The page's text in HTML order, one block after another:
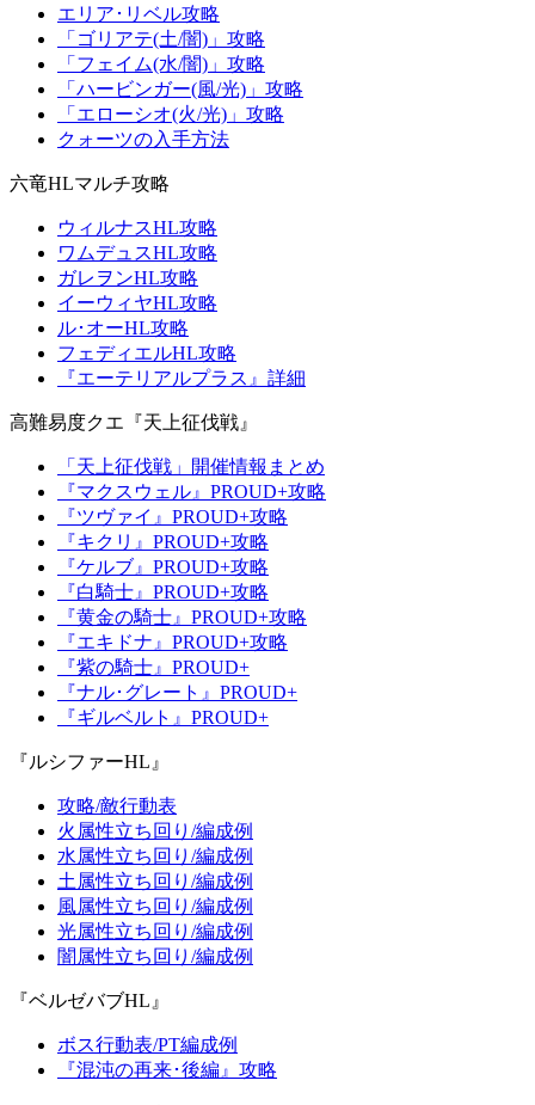
エリア･リベル攻略
「ゴリアテ(土/闇)」攻略
「フェイム(水/闇)」攻略
「ハービンガー(風/光)」攻略
「エローシオ(火/光)」攻略
クォーツの入手方法
六竜HLマルチ攻略
ウィルナスHL攻略
ワムデュスHL攻略
ガレヲンHL攻略
イーウィヤHL攻略
ル･オーHL攻略
フェディエルHL攻略
『エーテリアルプラス』詳細
高難易度クエ『天上征伐戦』
「天上征伐戦」開催情報まとめ
『マクスウェル』PROUD+攻略
『ツヴァイ』PROUD+攻略
『キクリ』PROUD+攻略
『ケルブ』PROUD+攻略
『白騎士』PROUD+攻略
『黄金の騎士』PROUD+攻略
『エキドナ』PROUD+攻略
『紫の騎士』PROUD+
『ナル･グレート』PROUD+
『ギルベルト』PROUD+
『ルシファーHL』
攻略/敵行動表
火属性立ち回り/編成例
水属性立ち回り/編成例
土属性立ち回り/編成例
風属性立ち回り/編成例
光属性立ち回り/編成例
闇属性立ち回り/編成例
『ベルゼバブHL』
ボス行動表/PT編成例
『混沌の再来･後編』攻略